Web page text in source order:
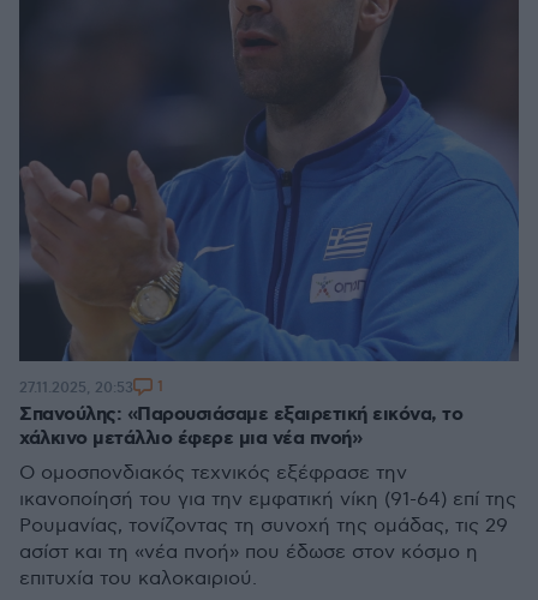
Σπανούλης: «Παρουσιάσαμε εξαιρετική εικόνα, το
χάλκινο μετάλλιο έφερε μια νέα πνοή»
Ο ομοσπονδιακός τεχνικός εξέφρασε την
ικανοποίησή του για την εμφατική νίκη (91-64) επί της
Ρουμανίας, τονίζοντας τη συνοχή της ομάδας, τις 29
ασίστ και τη «νέα πνοή» που έδωσε στον κόσμο η
επιτυχία του καλοκαιριού.
27.11.2025, 20:53 1